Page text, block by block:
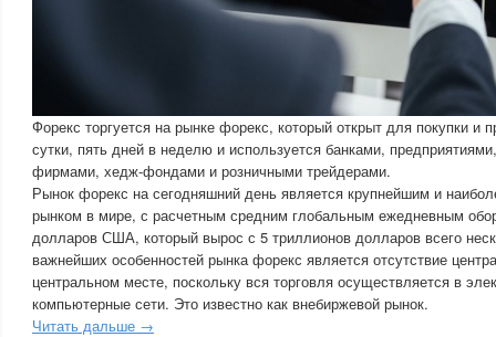
Форекс торгуется на рынке форекс, который открыт для покупки и
сутки, пять дней в неделю и используется банками,
фирмами, хедж-фондами и розничными трейдерами.
Рынок форекс на сегодняшний день является крупнейшим и
рынком в мире, с расчетным средним глобальным ежедневным
долларов США, который вырос с 5 триллионов долларов всего
важнейших особенностей рынка форекс является отсутствие
центральном месте, поскольку вся торговля осуществляется в
компьютерные сети. Это известно как внебиржевой рынок.
Читать дальше →